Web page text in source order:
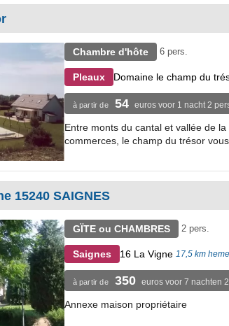
Chambre d'hôte 6 pers.
Pleaux Domaine le champ du
à partir de 54 euros voor 1 nacht 2
Entre monts du cantal et vallée de
commerces, le champ du trésor
15240 SAIGNES
GÏTE ou CHAMBRES 2 pers.
Saignes 16 La Vigne 17,5 km
à partir de 350 euros voor 7 nachten
Annexe maison propriétaire